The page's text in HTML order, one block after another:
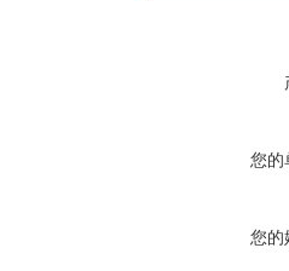
您的
您的